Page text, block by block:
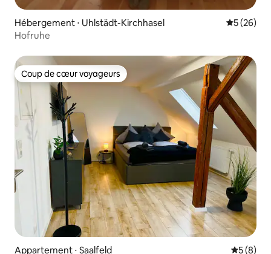
Hébergement ⋅ Uhlstädt-Kirchhasel
5 (26)
Hofruhe
Coup de cœur voyageurs
Coup de cœur voyageurs
Appartement ⋅ Saalfeld
5 (8)